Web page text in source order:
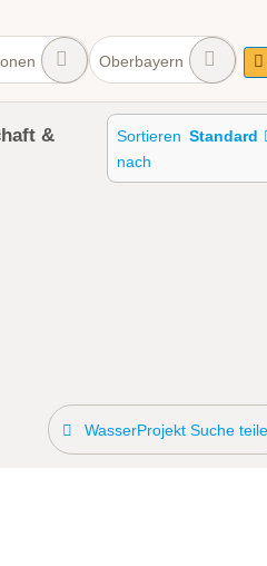
Oberbayern
&
Sortieren
nach
Standard
WasserProjekt Suche